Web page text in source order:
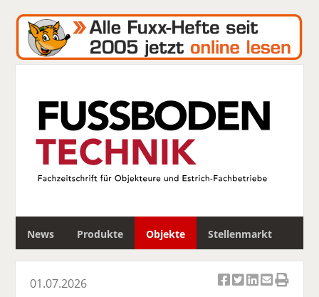
News Produkte Objekte Stellenmarkt
c
01.07.2026